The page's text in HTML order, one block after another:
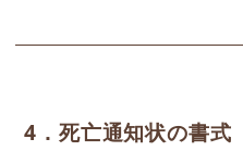
4．死亡通知状の書式